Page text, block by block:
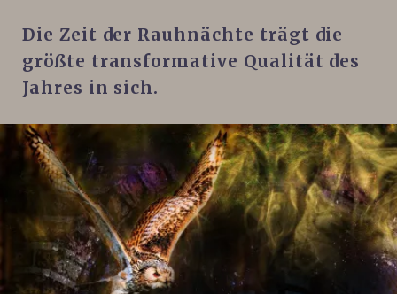
Die Zeit der Rauhnächte trägt die
größte transformative Qualität des
Jahres in sich.
Diese Tage aktiv zu nutzen, wird für
dich besonders unterstützend, um
alten Ballast loszulassen und neue
Fülle in dein Leben zu bringen.